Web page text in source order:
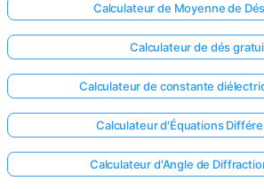
Calculateur de Moyenne de
Calculateur de dés
Calculateur de constante
Calculateur d'Équations
Calculateur d'Angle de